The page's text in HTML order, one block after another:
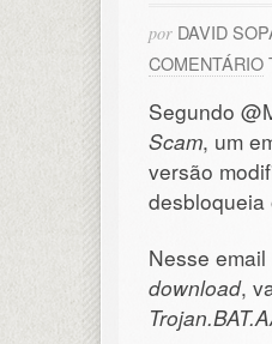
por DAVID
COMENTÁRIO
Segundo
Scam, um
versão
Nesse
download,